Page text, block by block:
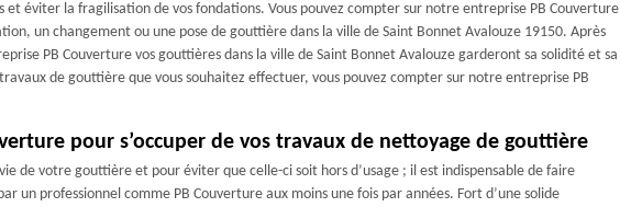
et éviter la fragilisation de vos fondations. Vous pouvez compter sur notre entreprise PB Couverture
un changement ou une pose de gouttière dans la ville de Saint Bonnet Avalouze 19150. Après
PB Couverture vos gouttières dans la ville de Saint Bonnet Avalouze garderont sa solidité et sa
de gouttière que vous souhaitez effectuer, vous pouvez compter sur notre entreprise PB
pour s’occuper de vos travaux de nettoyage de gouttière
de votre gouttière et pour éviter que celle-ci soit hors d’usage ; il est indispensable de faire
un professionnel comme PB Couverture aux moins une fois par années. Fort d’une solide